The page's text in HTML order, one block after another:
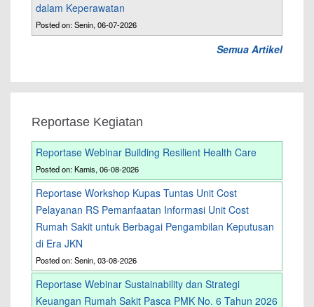
dalam Keperawatan
Posted on: Senin, 06-07-2026
Semua Artikel
Reportase Kegiatan
Reportase Webinar Building Resilient Health Care
Posted on: Kamis, 06-08-2026
Reportase Workshop Kupas Tuntas Unit Cost
Pelayanan RS Pemanfaatan Informasi Unit Cost
Rumah Sakit untuk Berbagai Pengambilan Keputusan
di Era JKN
Posted on: Senin, 03-08-2026
Reportase Webinar Sustainability dan Strategi
Keuangan Rumah Sakit Pasca PMK No. 6 Tahun 2026